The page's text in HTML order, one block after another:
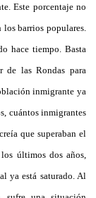
Este porcentaje no
barrios populares.
hace tiempo. Basta
las Rondas para
inmigrante ya
cuántos inmigrantes
que superaban el
últimos dos años,
ya está saturado. Al